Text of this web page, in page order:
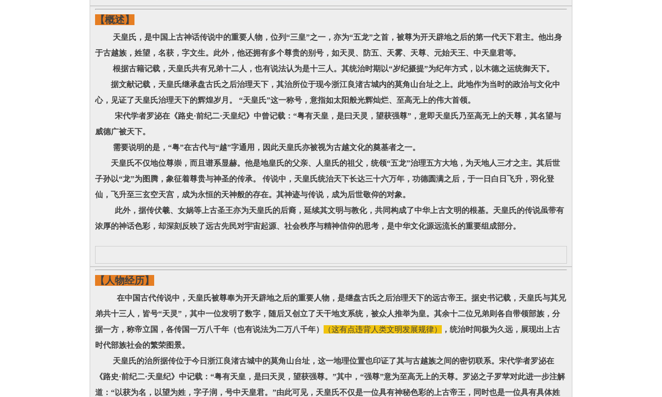
【概述】
天皇氏，是中国上古神话传说中的重要人物，位列“三皇”之一，亦为“五龙”之首，被尊为开天辟地之后的第一代天下君主。他出身
于古越族，姓望，名获，字文生。此外，他还拥有多个尊贵的别号，如天灵、防五、天雾、天尊、元始天王、中天皇君等。
根据古籍记载，天皇氏共有兄弟十二人，也有说法认为是十三人。其统治时期以“岁纪摄提”为纪年方式，以木德之运统御天下。
据文献记载，天皇氏继承盘古氏之后治理天下，其治所位于现今浙江良渚古城内的莫角山台址之上。此地作为当时的政治与文化中
心，见证了天皇氏治理天下的辉煌岁月。 “天皇氏”这一称号，意指如太阳般光辉灿烂、至高无上的伟大首领。
宋代学者罗泌在《路史·前纪二·天皇纪》中曾记载：“粤有天皇，是曰天灵，望获强尊”，意即天皇氏乃至高无上的天尊，其名望与
威德广被天下。
需要说明的是，“粤”在古代与“越”字通用，因此天皇氏亦被视为古越文化的奠基者之一。
天皇氏不仅地位尊崇，而且谱系显赫。他是地皇氏的父亲、人皇氏的祖父，统领“五龙”治理五方大地，为天地人三才之主。其后世
子孙以“龙”为图腾，象征着尊贵与神圣的传承。 传说中，天皇氏统治天下长达三十六万年，功德圆满之后，于一日白日飞升，羽化登
仙，飞升至三玄空天宫，成为永恒的天神般的存在。其神迹与传说，成为后世敬仰的对象。
此外，据传伏羲、女娲等上古圣王亦为天皇氏的后裔，延续其文明与教化，共同构成了中华上古文明的根基。天皇氏的传说虽带有
浓厚的神话色彩，却深刻反映了远古先民对宇宙起源、社会秩序与精神信仰的思考，是中华文化源远流长的重要组成部分。
【人物经历】
在中国古代传说中，天皇氏被尊奉为开天辟地之后的重要人物，是继盘古氏之后治理天下的远古帝王。据史书记载，天皇氏与其兄
弟共十三人，皆号“天灵”，其中一位发明了数字，随后又创立了天干地支系统，被众人推举为皇。其余十二位兄弟则各自带领部族，分
据一方，称帝立国，各传国一万八千年（也有说法为二万八千年）
（这有点违背人类文明发展规律）
，统治时间极为久远，展现出上古
时代部族社会的繁荣图景。
天皇氏的治所据传位于今日浙江良渚古城中的莫角山台址，这一地理位置也印证了其与古越族之间的密切联系。宋代学者罗泌在
《路史·前纪二·天皇纪》中记载：“粤有天皇，是曰天灵，望获强尊。”其中，“强尊”意为至高无上的天尊。罗泌之子罗苹对此进一步注解
道：“以获为名，以望为姓，字子润，号中天皇君。”由此可见，天皇氏不仅是一位具有神秘色彩的上古帝王，同时也是一位具有具体姓